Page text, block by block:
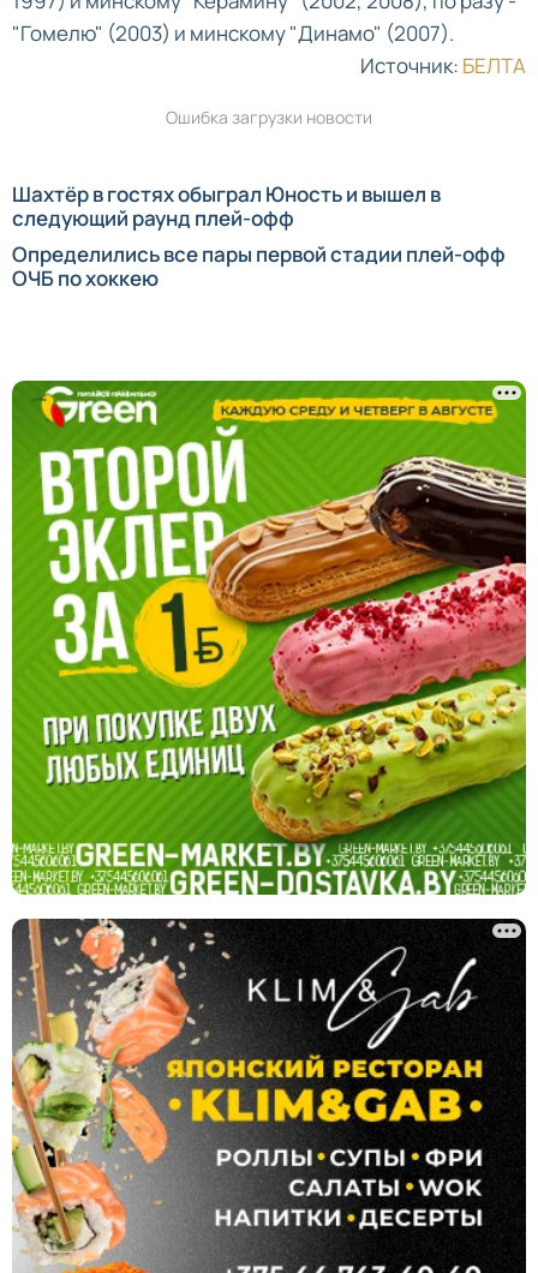
"Гомелю" (2003) и минскому "Динамо" (2007).
Источник: БЕЛТА
Ошибка загрузки новости
Шахтёр в гостях обыграл Юность и вышел в
следующий раунд плей-офф
Определились все пары первой стадии плей-офф
ОЧБ по хоккею